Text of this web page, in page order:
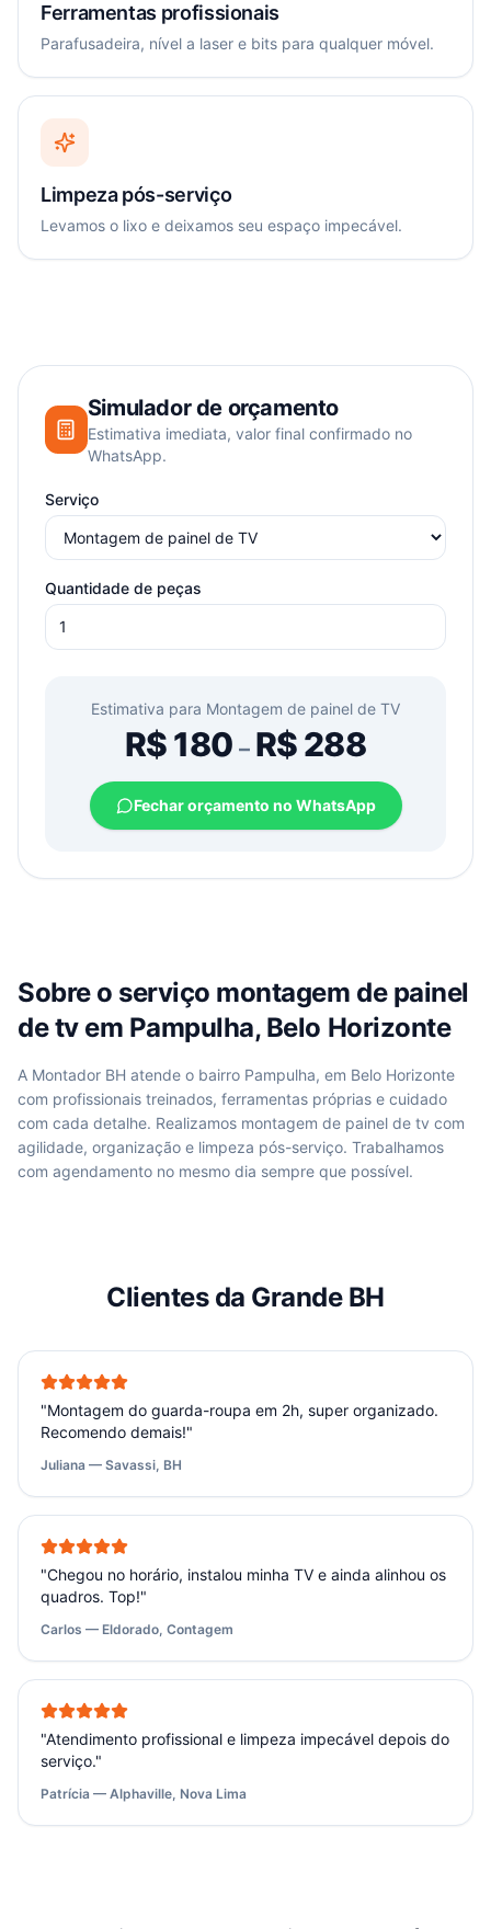
Ferramentas profissionais
Parafusadeira, nível a laser e bits para qualquer móvel.
Limpeza pós-serviço
Levamos o lixo e deixamos seu espaço impecável.
Simulador de orçamento
Estimativa imediata, valor final confirmado no
WhatsApp.
Serviço
Quantidade de peças
Estimativa para Montagem de painel de TV
R$180 –R$288
Fechar orçamento no WhatsApp
Sobre o serviço montagem de painel
de tvem Pampulha, Belo Horizonte
A Montador BH atende o bairro Pampulha, em Belo Horizonte
com profissionais treinados, ferramentas próprias e cuidado
com cada detalhe. Realizamos montagem de painel de tv com
agilidade, organização e limpeza pós-serviço. Trabalhamos
com agendamento no mesmo dia sempre que possível.
Clientes da Grande BH
"Montagem do guarda-roupa em 2h, super organizado.
Recomendo demais!"
Juliana — Savassi, BH
"Chegou no horário, instalou minha TV e ainda alinhou os
quadros. Top!"
Carlos — Eldorado, Contagem
"Atendimento profissional e limpeza impecável depois do
serviço."
Patrícia — Alphaville, Nova Lima